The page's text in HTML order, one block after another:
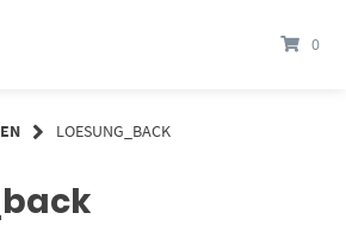
0
LOESUNG_BACK